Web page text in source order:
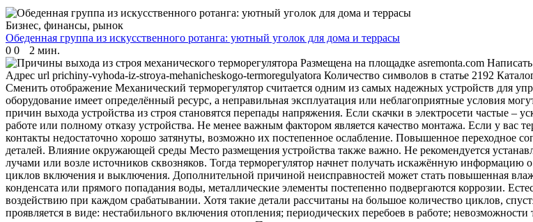
Бизнес, финансы, рынок
Обеденная группа из искусственного ротанга: уютный уголок для дома и террасы
0 0 2 мин.